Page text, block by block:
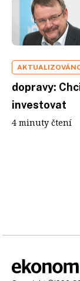
dopravy:
investovat
4 minuty čtení